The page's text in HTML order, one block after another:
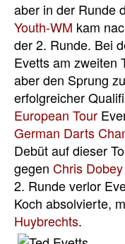
aber in der Runde
Youth-WM kam
der 2. Runde. Bei
Evetts am zweiten
aber den Sprung
erfolgreicher
European Tour
German Darts
Debüt auf dieser
gegen Chris Dobey
2. Runde verlor
Koch absolvierte,
Huybrechts.